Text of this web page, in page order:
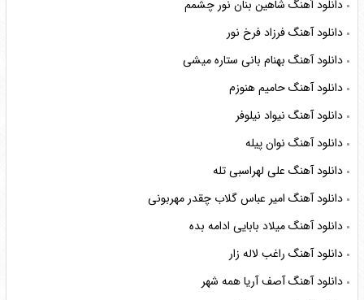
دانلود آهنگ شاهین بنان نور چشمم
دانلود آهنگ فرزاد فرخ نور
دانلود آهنگ بهنام بانی ستاره میشی
دانلود آهنگ حامیم هنوزم
دانلود آهنگ نیواد نیلوفر
دانلود آهنگ نوان پیله
دانلود آهنگ علی لهراسبی تله
دانلود آهنگ امیر عباس گلاب چقدر مهربونی
دانلود آهنگ میلاد بابایی ادامه بده
دانلود آهنگ راغب لاله زار
دانلود آهنگ آصف آریا همه شهر